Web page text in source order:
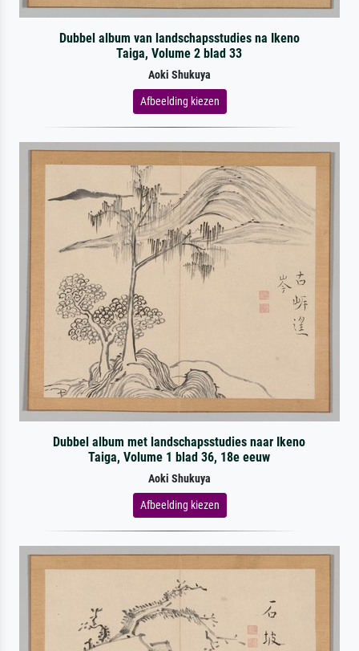
Dubbel album van landschapsstudies na Ikeno
Taiga, Volume 2 blad 33
Aoki Shukuya
Afbeelding kiezen
Dubbel album met landschapsstudies naar Ikeno
Taiga, Volume 1 blad 36, 18e eeuw
Aoki Shukuya
Afbeelding kiezen